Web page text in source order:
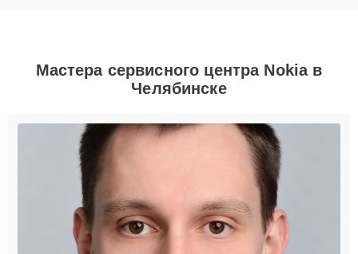
Мастера сервисного центра Nokia в
Челябинске